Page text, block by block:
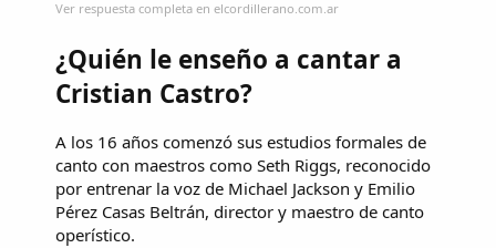
Ver respuesta completa en elcordillerano.com.ar
¿Quién le enseño a cantar a
Cristian Castro?
A los 16 años comenzó sus estudios formales de
canto con maestros como Seth Riggs, reconocido
por entrenar la voz de Michael Jackson y Emilio
Pérez Casas Beltrán, director y maestro de canto
operístico.